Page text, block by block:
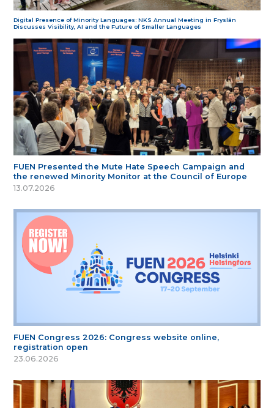
Digital Presence of Minority Languages: NKS Annual Meeting in Fryslân
Discusses Visibility, AI and the Future of Smaller Languages
FUEN Presented the Mute Hate Speech Campaign and
the renewed Minority Monitor at the Council of Europe
13.07.2026
FUEN Congress 2026: Congress website online,
registration open
23.06.2026